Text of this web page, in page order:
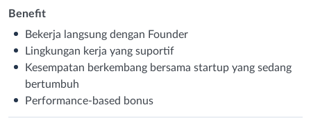
Benefit
Bekerja langsung dengan Founder
Lingkungan kerja yang suportif
Kesempatan berkembang bersama startup yang sedang
bertumbuh
Performance-based bonus